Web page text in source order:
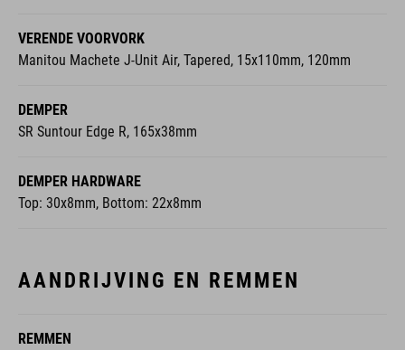
VERENDE VOORVORK
Manitou Machete J-Unit Air, Tapered, 15x110mm, 120mm
DEMPER
SR Suntour Edge R, 165x38mm
DEMPER HARDWARE
Top: 30x8mm, Bottom: 22x8mm
AANDRIJVING EN REMMEN
REMMEN